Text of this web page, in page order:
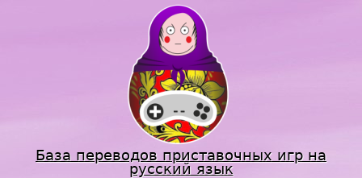
Jump to navigation
База переводов приставочных игр на
русский язык